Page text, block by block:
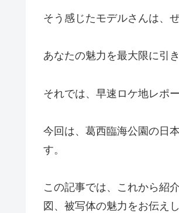
そう感じたモデルさんは、
あなたの魅力を最大限に引
それでは、早速ロケ地レポ
今回は、葛西臨海公園の日
す。
この記事では、これから紹
図、被写体の魅力をお伝えし